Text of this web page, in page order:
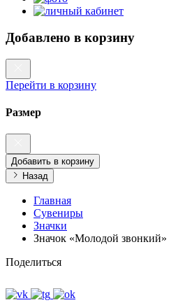
Добавлено в корзину
Перейти в корзину
Размер
Добавить в корзину
Назад
Главная
Сувениры
Значки
Значок «Молодой звонкий»
Поделиться